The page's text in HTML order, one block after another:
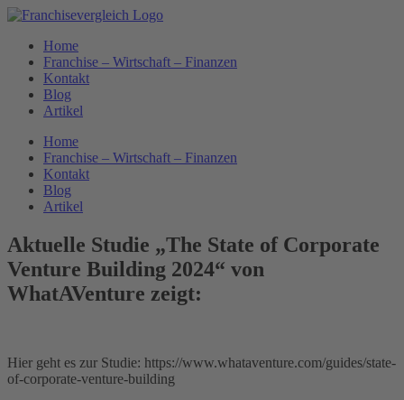
Zum
springenHome
Franchise – Wirtschaft – Finanzen
Kontakt
Blog
Artikel
Home
Franchise – Wirtschaft – Finanzen
Kontakt
Blog
Artikel
Aktuelle Studie „The State of Corporate
Venture Building 2024“ von
WhatAVenture zeigt:
Hier geht es zur Studie: https://www.whataventure.com/guides/state-
of-corporate-venture-building